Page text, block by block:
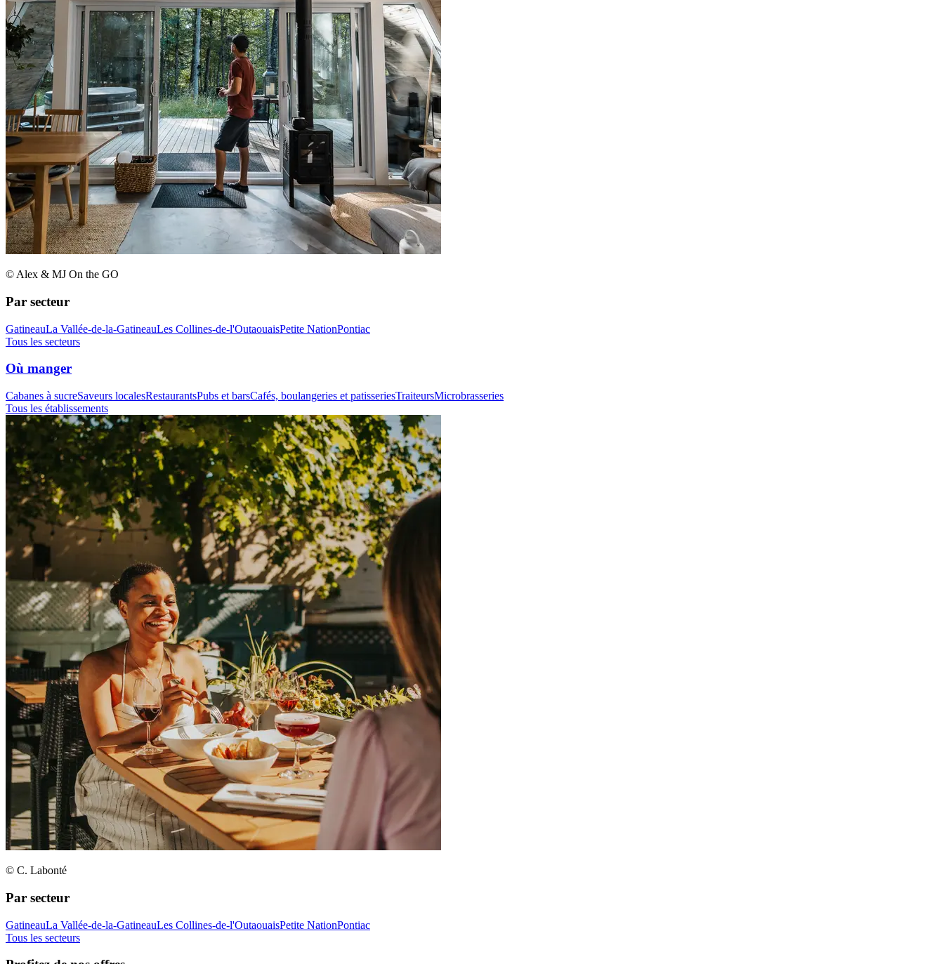
© Alex & MJ On the GO
Par secteur
GatineauLa Vallée-de-la-GatineauLes Collines-de-l'OutaouaisPetite NationPontiac
Tous les secteurs
Où manger
Cabanes à sucreSaveurs localesRestaurantsPubs et barsCafés, boulangeries et patisseriesTraiteursMicrobrasseries
Tous les établissements
© C. Labonté
Par secteur
GatineauLa Vallée-de-la-GatineauLes Collines-de-l'OutaouaisPetite NationPontiac
Tous les secteurs